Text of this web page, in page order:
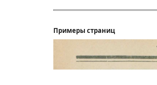
Примеры страниц